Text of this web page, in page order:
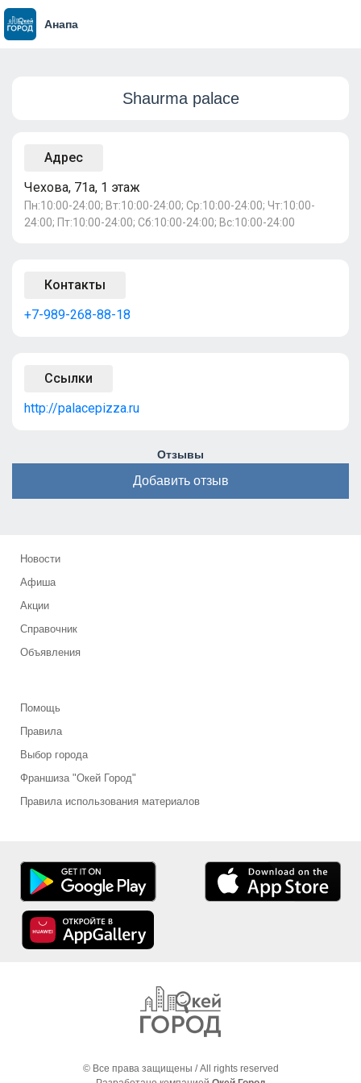
Анапа
Shaurma palace
Адрес
Чехова, 71а, 1 этаж
Пн:10:00-24:00; Вт:10:00-24:00; Ср:10:00-24:00; Чт:10:00-
24:00; Пт:10:00-24:00; Сб:10:00-24:00; Вс:10:00-24:00
Контакты
+7-989-268-88-18
Ссылки
http://palacepizza.ru
Отзывы
Добавить отзыв
Новости
Афиша
Акции
Справочник
Объявления
Помощь
Правила
Выбор города
Франшиза "Окей Город"
Правила использования материалов
© Все права защищены / All rights reserved